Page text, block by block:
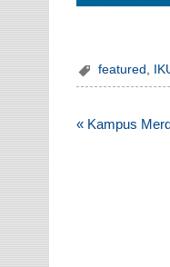
featured
Post
« Kampus